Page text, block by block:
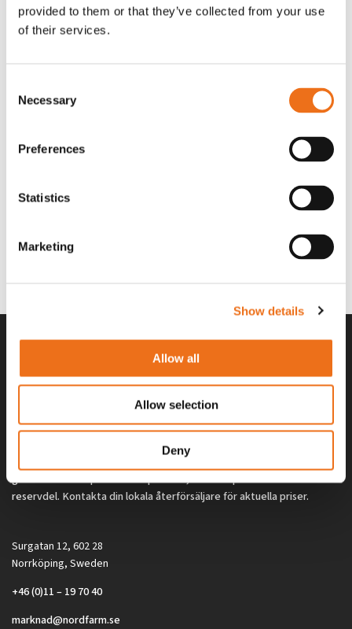
provided to them or that they’ve collected from your use
of their services.
Selection
Necessary
Preferences
Statistics
Marketing
Show details
Allow all
Allow selection
Deny
Lägg till i varukorg
T-shirt grå xl med
T-shirt svart 2xl med avant-
Alla priser på tillbehör och tillval gäller vid köp av ny maskin. Priserna
gäller inte vid köp av enskild produkt, till exempel
reservdel. Kontakta din lokala återförsäljare för aktuella priser.
Surgatan 12, 602 28
Norrköping, Sweden
+46 (0)11 – 19 70 40
marknad@nordfarm.se